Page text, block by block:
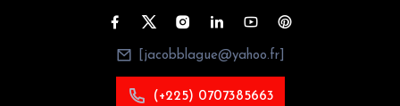
[jacobblague@yahoo.fr]
(+225) 0707385663